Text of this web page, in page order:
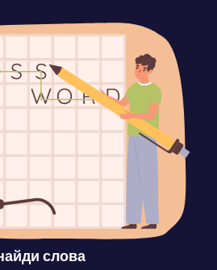
слова